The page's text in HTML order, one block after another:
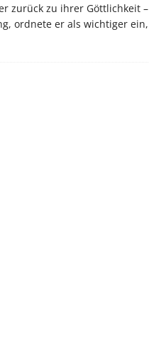
zurück zu ihrer Göttlichkeit
ordnete er als wichtiger